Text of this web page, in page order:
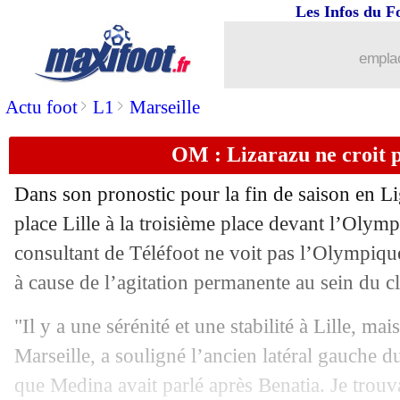
Actu foot> L1 > Marseille
Les Infos du
OM : Lizarazu ne croit
Dans son pronostic pour la fin de saison en
place Lille à la troisième place devant
consultant de Téléfoot ne voit pas
à cause de l’agitation permanente au sein du
"Il y a une sérénité et une stabilité à Lille,
Marseille, a souligné l’ancien latéral gauche
que Medina avait parlé après Benatia. Je
: Paris FC 0-1 Lille (fini)
26/04 LdC (f): l'OL battu par Arsenal
26/04 Ita.: Côme reste dans la course à la
26/04 Ang. (Cpe): Chelsea rejoint Man
26/04 Barça : Xavi voulait Neymar
26/04 Lorient: A. Kouassi - "on a lâché"
L1 : Lorient 2-3 Strasbourg (fini)